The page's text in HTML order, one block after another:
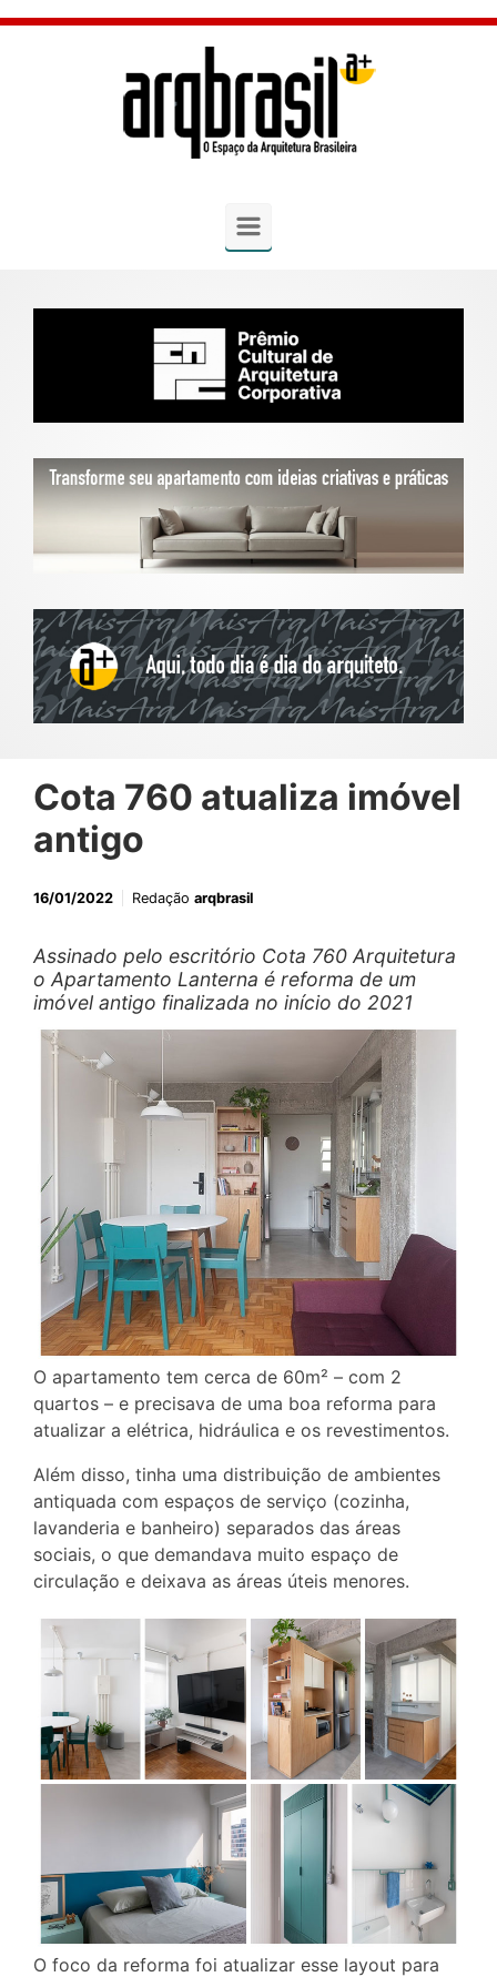
Skip to main content
Cota 760 atualiza imóvel
antigo
16/01/2022 Redação arqbrasil
Assinado pelo escritório Cota 760 Arquitetura
o Apartamento Lanterna é reforma de um
imóvel antigo finalizada no início do 2021
O apartamento tem cerca de 60m² – com 2
quartos – e precisava de uma boa reforma para
atualizar a elétrica, hidráulica e os revestimentos.
Além disso, tinha uma distribuição de ambientes
antiquada com espaços de serviço (cozinha,
lavanderia e banheiro) separados das áreas
sociais, o que demandava muito espaço de
circulação e deixava as áreas úteis menores.
O foco da reforma foi atualizar esse layout para